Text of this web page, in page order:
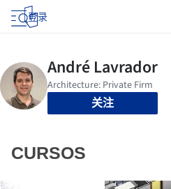
登录
关注
CURSOS